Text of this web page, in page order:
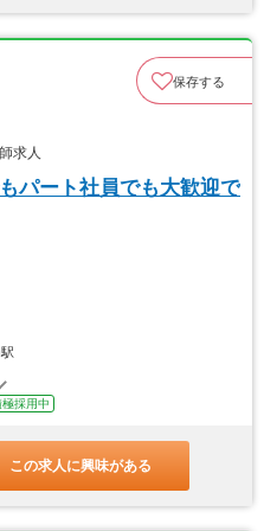
保存する
求人
パート社員でも大歓迎で
極採用中
この求人に興味がある